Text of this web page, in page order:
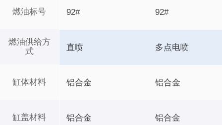
燃油标号
燃油供给方
式
缸体材料
缸盖材料
92# 92#
直喷 多点电喷
铝合金 铝合金
铝合金 铝合金